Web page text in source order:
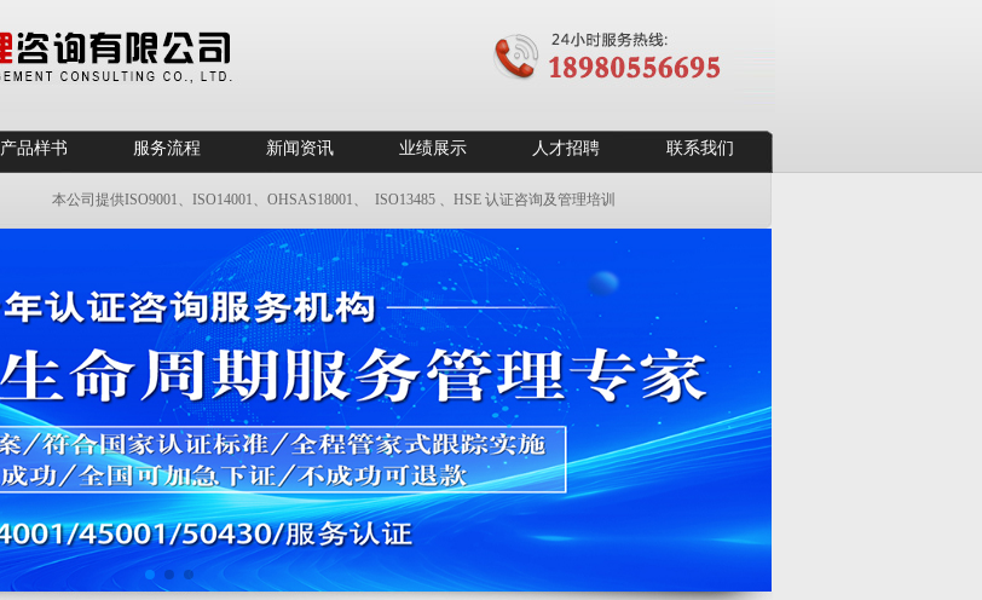
产品样书 服务流程 新闻资讯 业绩展示 人才招聘 联系我们
本公司提供ISO9001、ISO14001、OHSAS18001、 ISO13485 、HSE 认证咨询及管理培训